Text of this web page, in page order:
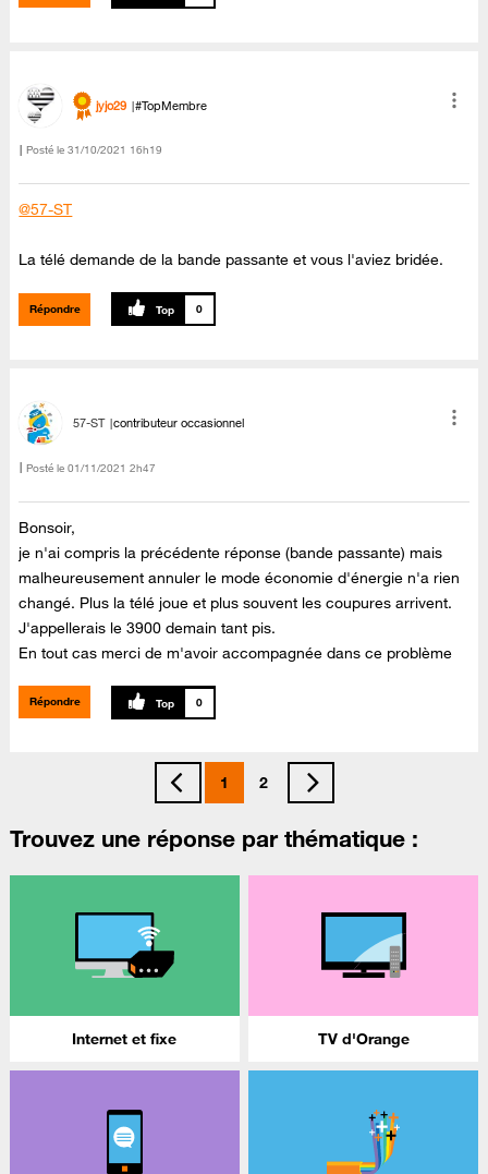
jyjo29 #TopMembre
Posté le ‎31/10/2021 16h19
@57-ST
La télé demande de la bande passante et vous l'aviez bridée.
Répondre 0
57-ST contributeur occasionnel
Posté le ‎01/11/2021 2h47
Bonsoir,
je n'ai compris la précédente réponse (bande passante) mais
malheureusement annuler le mode économie d'énergie n'a rien
changé. Plus la télé joue et plus souvent les coupures arrivent.
J'appellerais le 3900 demain tant pis.
En tout cas merci de m'avoir accompagnée dans ce problème
Répondre 0
1 2
Trouvez une réponse par thématique :
Internet et fixe TV d'Orange